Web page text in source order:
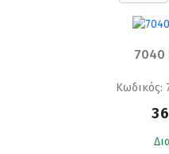
7040
Κωδικός: